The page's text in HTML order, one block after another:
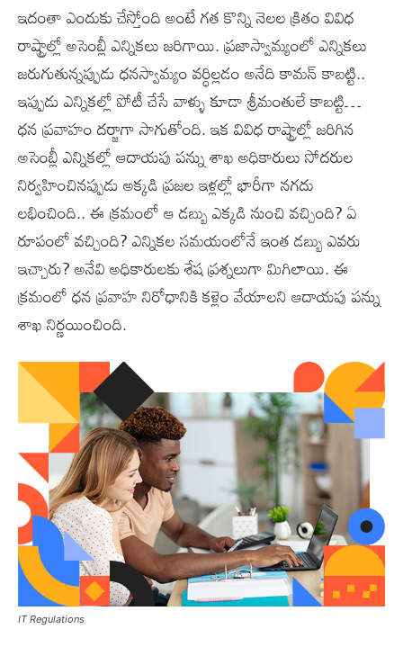
ఇదంతా ఎందుకు చేస్తోంది అంటే గత కొన్ని నెలల క్రితం వివిధ
రాష్ట్రాల్లో అసెంబ్లీ ఎన్నికలు జరిగాయి. ప్రజాస్వామ్యంలో ఎన్నికలు
జరుగుతున్నప్పుడు ధనస్వామ్యం వర్ధిల్లడం అనేది కామన్ కాబట్టి..
ఇప్పుడు ఎన్నికల్లో పోటీ చేసే వాళ్ళు కూడా శ్రీమంతులే కాబట్టి…
ధన ప్రవాహం దర్జాగా సాగుతోంది. ఇక వివిధ రాష్ట్రాల్లో జరిగిన
అసెంబ్లీ ఎన్నికల్లో ఆదాయపు పన్ను శాఖ అధికారులు సోదరుల
నిర్వహించినప్పుడు అక్కడి ప్రజల ఇళ్లల్లో భారీగా నగదు
లభించింది.. ఈ క్రమంలో ఆ డబ్బు ఎక్కడి నుంచి వచ్చింది? ఏ
రూపంలో వచ్చింది? ఎన్నికల సమయంలోనే ఇంత డబ్బు ఎవరు
ఇచ్చారు? అనేవి అధికారులకు శేష ప్రశ్నలుగా మిగిలాయి. ఈ
క్రమంలో ధన ప్రవాహ నిరోధానికి కళ్లెం వేయాలని ఆదాయపు పన్ను
శాఖ నిర్ణయించింది.
IT Regulations